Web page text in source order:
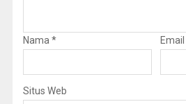
Nama * Email
Situs Web